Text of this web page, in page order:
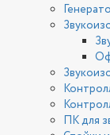
ПК для